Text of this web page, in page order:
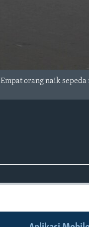
Empat orang naik